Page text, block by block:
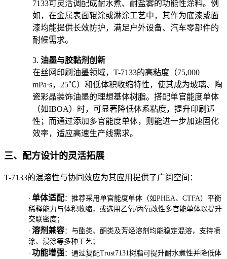
7133可灵活调配成耐水煮、耐盐雾的功能性涂料。例
如，在金属表面辊涂或淋涂工艺中，其作为底漆或面
漆均能提供长效防护，满足户外设备、汽车零部件的
耐候需求。
3. 油墨与胶黏剂创新
在丝网印刷油墨领域，T-7133的高粘度（75,000
mPa·s，25℃）和低体积收缩特性，使其成为玻璃、陶
瓷彩晶装饰油墨的理想基体树脂。搭配单官能度单体
（如IBOA）时，可显著降低体系粘度，提升印刷适
性；而通过添加多官能度单体，则能进一步加速固化
效率，适应高速生产线需求。
三、配方设计的灵活拓展
T-7133的混溶性与协同效应为其应用提供了广阔空间：
· 单体适配：推荐采用单官能度单体（如PHEA、CTFA）平衡
稀释能力与体积收缩，或选用乙氧/丙氧改性多官能单体以提升
交联密度；
· 溶剂兼容：与酯类、酮类及芳烃溶剂均能稳定混溶，支持喷
涂、浸涂等多种工艺；
· 功能增强：通过复配Trust7131树脂可提升耐水煮性并降低体